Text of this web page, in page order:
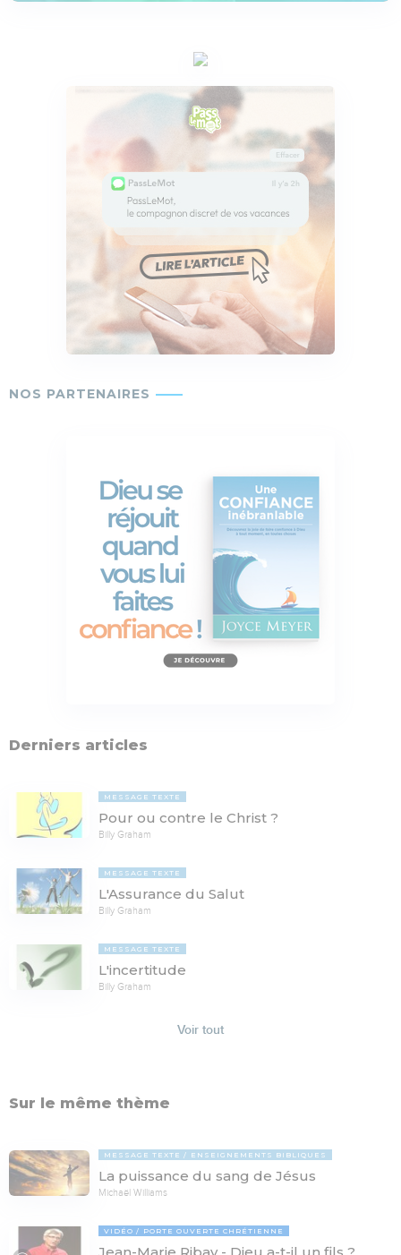
Derniers articles
MESSAGE TEXTE
Pour ou contre le Christ ?
Billy Graham
MESSAGE TEXTE
L'Assurance du Salut
Billy Graham
MESSAGE TEXTE
L'incertitude
Billy Graham
Voir tout
Sur le même thème
MESSAGE TEXTE ENSEIGNEMENTS BIBLIQUES
La puissance du sang de Jésus
Michaël Williams
VIDÉO PORTE OUVERTE CHRÉTIENNE